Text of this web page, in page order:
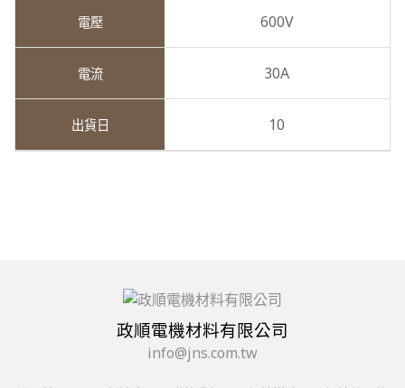
600V
30A
10
政順電機材料有限公司
info@jns.com.tw